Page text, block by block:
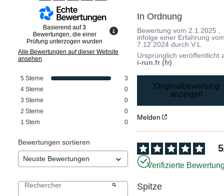
Basierend auf3
Bewertungen, die einer
Prüfung unterzogen wurden
Alle Bewertungen auf dieser Website
ansehen
5 Sterne
3
4 Sterne
0
3 Sterne
0
2 Sterne
0
1 Stern 0
Bewertungen sortieren
In Ordnung
Bewertung vom 2.1.2025
infolge einer Erfahrung
7.12.2024 durchV.L.
Ursprünglich veröffentlicht
i-run.fr (fr)
Originalbewertung
anzeigen
Melden
5
Verifizierte
Spitze